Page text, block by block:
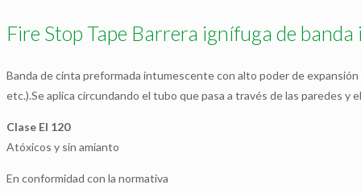
Fire Stop Tape Barrera ignífuga de
Banda de cinta preformada intumescente con alto poder de
etc.).Se aplica circundando el tubo que pasa a través de las paredes
Clase EI 120
Atóxicos y sin amianto
En conformidad con la normativa